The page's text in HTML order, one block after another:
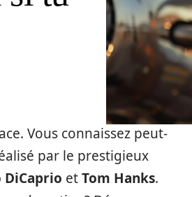
Vous connaissez peut-
par le prestigieux
DiCaprio etTom Hanks.